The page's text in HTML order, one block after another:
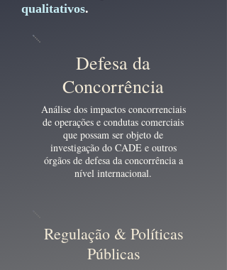
qualitativos.
Defesa da
Concorrência
Análise dos impactos concorrenciais
de operações e condutas comerciais
que possam ser objeto de
investigação do CADE e outros
órgãos de defesa da concorrência a
nível internacional.
Regulação & Políticas
Públicas